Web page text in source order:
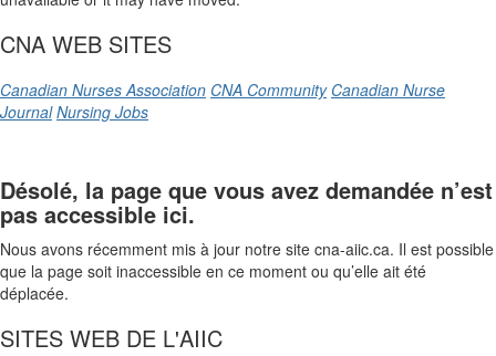
CNA WEB SITES
Canadian Nurses Association CNA Community Canadian Nurse
Journal Nursing Jobs
Désolé, la page que vous avez demandée n’est
pas accessible ici.
Nous avons récemment mis à jour notre site cna-aiic.ca. Il est possible
que la page soit inaccessible en ce moment ou qu’elle ait été
déplacée.
SITES WEB DE L'AIIC